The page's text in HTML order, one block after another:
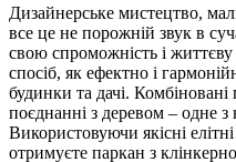
Дизайнерське мистецтво,
все це не порожній звук в
свою спроможність і
спосіб, як ефектно і
будинки та дачі.
поєднанні з деревом – одне
Використовуючи якісні
отримуєте паркан з